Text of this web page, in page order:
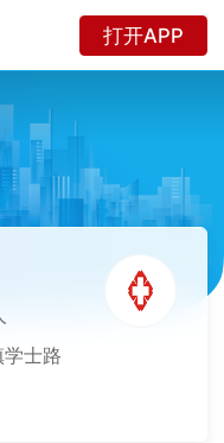
打开APP
士路